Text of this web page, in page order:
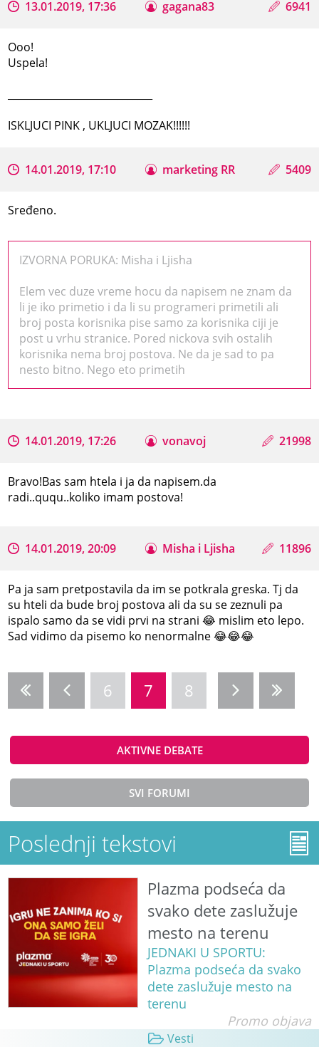
13.01.2019, 17:36 gagana83 6941
Ooo!
Uspela!
ISKLJUCI PINK , UKLJUCI MOZAK!!!!!!
14.01.2019, 17:10 marketing RR 5409
Sređeno.
IZVORNA PORUKA: Misha i Ljisha
Elem vec duze vreme hocu da napisem ne znam da
li je iko primetio i da li su programeri primetili ali
broj posta korisnika pise samo za korisnika ciji je
post u vrhu stranice. Pored nickova svih ostalih
korisnika nema broj postova. Ne da je sad to pa
nesto bitno. Nego eto primetih
14.01.2019, 17:26 vonavoj 21998
Bravo!Bas sam htela i ja da napisem.da
radi..ququ..koliko imam postova!
14.01.2019, 20:09 Misha i Ljisha 11896
Pa ja sam pretpostavila da im se potkrala greska. Tj da
su hteli da bude broj postova ali da su se zeznuli pa
ispalo samo da se vidi prvi na strani 😂 mislim eto lepo.
Sad vidimo da pisemo ko nenormalne 😂😂😂
6 7 8
AKTIVNE DEBATE
SVI FORUMI
Poslednji tekstovi
Plazma podseća da
svako dete zaslužuje
mesto na terenu
JEDNAKI U SPORTU:
Plazma podseća da svako
dete zaslužuje mesto na
terenu
Promo objava
Vesti